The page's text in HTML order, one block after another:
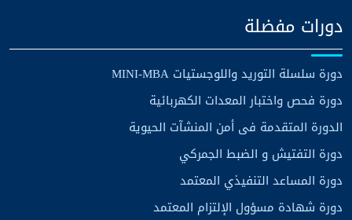
دورات مفضلة
دورة سلسلة التوريد واللوجستيات MINI-MBA
دورة فحص واختبار المعدات الكهربائية
الدورة المتقدمة فى أمن المنشآت الحيوية
دورة التفتيش و الضبط الجمركي
دورة المساعد التنفيذي المعتمد
دورة شهادة مسؤول الإلتزام المعتمد